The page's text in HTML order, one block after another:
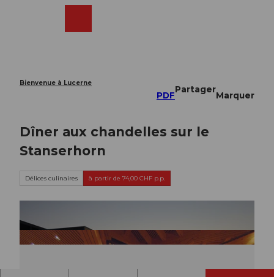
Bienvenue à Lucerne
PDF
Partager
Marquer
Dîner aux chandelles sur le
Stanserhorn
Délices culinaires à partir de 74,00 CHF p.p.